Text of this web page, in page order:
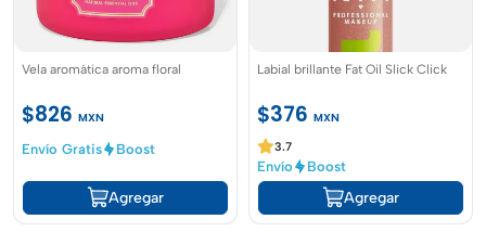
Vela aromática aroma floral
$826 MXN
Envío Gratis
Boost
Agregar
Labial brillante Fat Oil Slick Click
$376 MXN
3.7
Envío Boost
Agregar